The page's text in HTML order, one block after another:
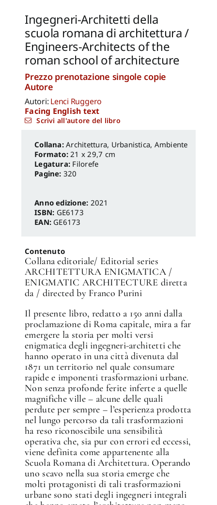
Ingegneri-Architetti della
scuola romana di architettura /
Engineers-Architects of the
roman school of architecture
Prezzo prenotazione singole copie
Autore
Autori: Lenci Ruggero
Facing English text
Scrivi all'autore del libro
Architettura, Urbanistica, Ambiente
Formato: 21 x 29,7 cm
Legatura: Filorefe
Pagine: 320
Anno edizione: 2021
ISBN: GE6173
EAN: GE6173
Contenuto
Collana editoriale/ Editorial series
ARCHITETTURA ENIGMATICA /
ENIGMATIC ARCHITECTURE diretta
da / directed by Franco Purini
Il presente libro, redatto a 150 anni dalla
proclamazione di Roma capitale, mira a far
emergere la storia per molti versi
enigmatica degli ingegneri-architetti che
hanno operato in una città divenuta dal
1871 un territorio nel quale consumare
rapide e imponenti trasformazioni urbane.
Non senza profonde ferite inferte a quelle
magnifiche ville – alcune delle quali
perdute per sempre – l’esperienza prodotta
nel lungo percorso da tali trasformazioni
ha reso riconoscibile una sensibilità
operativa che, sia pur con errori ed eccessi,
viene definita come appartenente alla
Scuola Romana di Architettura. Operando
uno scavo nella sua storia emerge che
molti protagonisti di tali trasformazioni
urbane sono stati degli ingegneri integrali